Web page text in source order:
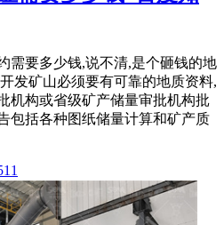
需要多少钱,说不清,是个砸钱的地
发矿山必须要有可靠的地质资料,
机构或省级矿产储量审批机构批
包括各种图纸储量计算和矿产质